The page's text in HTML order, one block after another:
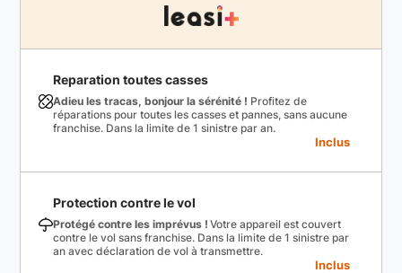
Reparation toutes casses
Adieu les tracas, bonjour la sérénité ! Profitez de
réparations pour toutes les casses et pannes, sans aucune
franchise. Dans la limite de 1 sinistre par an.
Inclus
Protection contre le vol
Protégé contre les imprévus ! Votre appareil est couvert
contre le vol sans franchise. Dans la limite de 1 sinistre par
an avec déclaration de vol à transmettre.
Inclus